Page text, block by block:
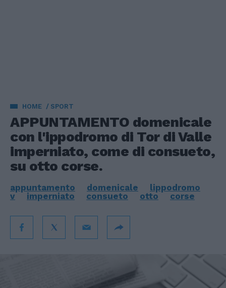
HOME SPORT
APPUNTAMENTO domenicale
con l'ippodromo di Tor di Valle
imperniato, come di consueto,
su otto corse.
appuntamento domenicale
lippodromo
v
imperniato consueto otto corse